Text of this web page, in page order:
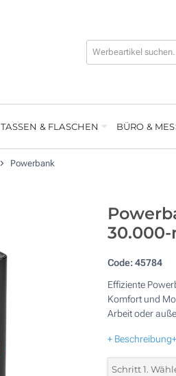
TASSEN & FLASCHEN BÜRO &
Powerbank
Code:45784
Effiziente
Komfort und
Arbeit oder
+ Beschreibung
Schritt 1.